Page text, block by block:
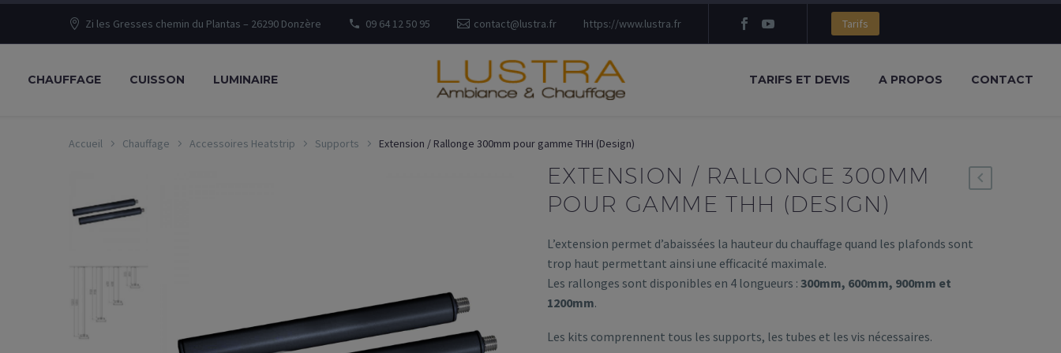
Zi les Gresses chemin du Plantas – 26290 Donzère 09 64 12 50 95 contact@lustra.fr https://www.lustra.fr Tarifs
CHAUFFAGE CUISSON LUMINAIRE TARIFS ET DEVIS A PROPOS CONTACT
Accueil Chauffage Accessoires Heatstrip Supports Extension / Rallonge 300mm pour gamme THH (Design)
EXTENSION / RALLONGE 300MM
POUR GAMME THH (DESIGN)
L’extension permet d’abaissées la hauteur du chauffage quand les plafonds sont
trop haut permettant ainsi une efficacité maximale.
Les rallonges sont disponibles en 4 longueurs : 300mm, 600mm, 900mm et
1200mm.
Les kits comprennent tous les supports, les tubes et les vis nécessaires.